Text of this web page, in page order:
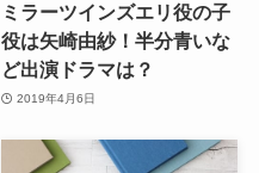
ミラーツインズエリ役の子
役は矢崎由紗！半分青いな
ど出演ドラマは？
2019年4月6日